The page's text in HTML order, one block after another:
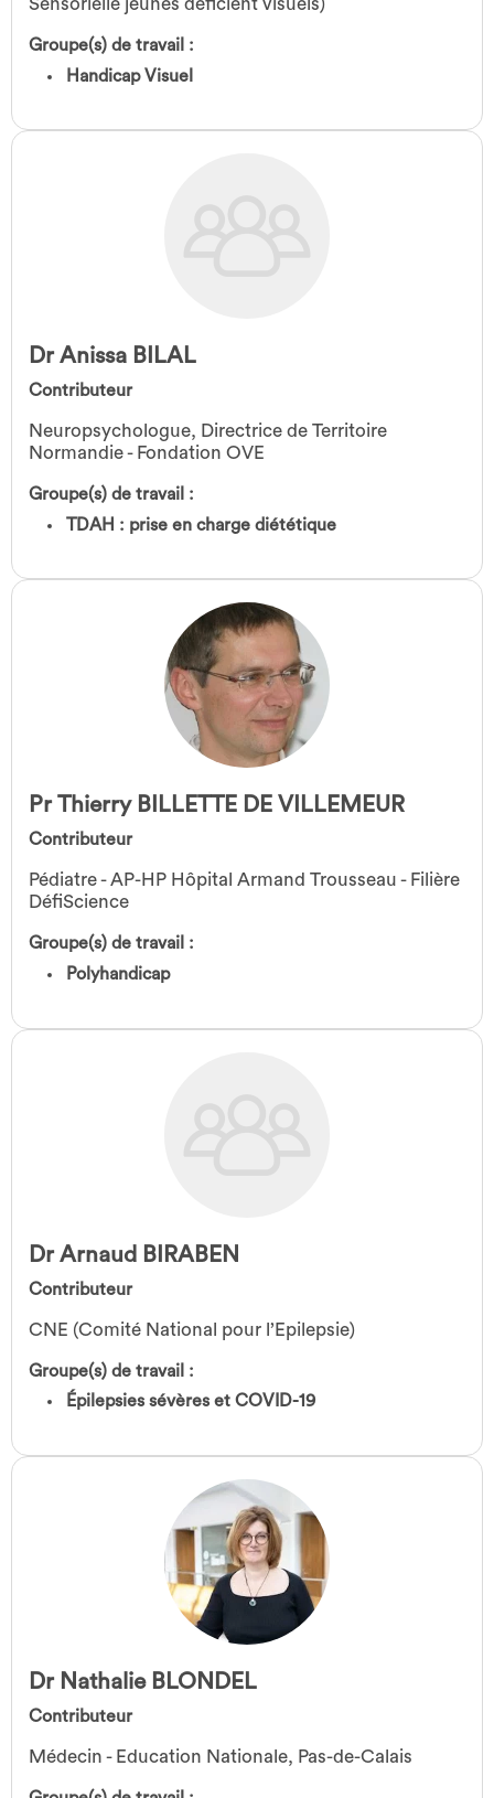
Sensorielle jeunes déficient visuels)
Groupe(s) de travail :
Handicap Visuel
Dr Anissa BILAL
Contributeur
Neuropsychologue, Directrice de Territoire
Normandie - Fondation OVE
Groupe(s) de travail :
TDAH : prise en charge diététique
Pr Thierry BILLETTE DE VILLEMEUR
Contributeur
Pédiatre - AP-HP Hôpital Armand Trousseau - Filière
DéfiScience
Groupe(s) de travail :
Polyhandicap
Dr Arnaud BIRABEN
Contributeur
CNE (Comité National pour l’Epilepsie)
Groupe(s) de travail :
Épilepsies sévères et COVID-19
Dr Nathalie BLONDEL
Contributeur
Médecin - Education Nationale, Pas-de-Calais